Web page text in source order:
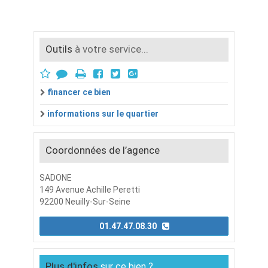
Outils à votre service...
financer ce bien
informations sur le quartier
Coordonnées de l’agence
SADONE
149 Avenue Achille Peretti
92200 Neuilly-Sur-Seine